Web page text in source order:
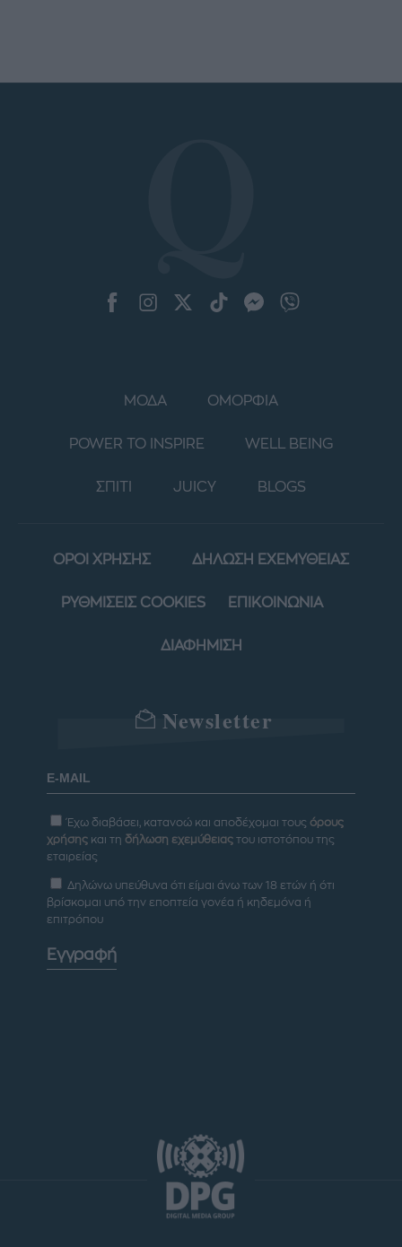
ΜΟΔΑ ΟΜΟΡΦΙΑ
POWER TO INSPIRE WELL BEING
ΣΠΙΤΙ JUICY BLOGS
ΟΡΟΙ ΧΡΗΣΗΣ ΔΗΛΩΣΗ ΕΧΕΜΥΘΕΙΑΣ
ΡΥΘΜΙΣΕΙΣ COOKIES ΕΠΙΚΟΙΝΩΝΙΑ
ΔΙΑΦΗΜΙΣΗ
Newsletter
Έχω διαβάσει, κατανοώ και αποδέχομαι τους όρους
χρήσης και τη δήλωση εχεμύθειας του ιστοτόπου της
εταιρείας
Δηλώνω υπεύθυνα ότι είμαι άνω των 18 ετών ή ότι
βρίσκομαι υπό την εποπτεία γονέα ή κηδεμόνα ή
επιτρόπου
Εγγραφή